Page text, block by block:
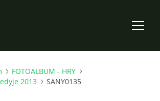
FOTOALBUM - HRY
2013
SANY0135